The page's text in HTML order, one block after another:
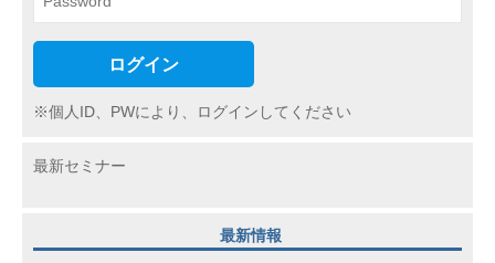
ログイン
※個人ID、PWにより、ログインしてください
最新セミナー
最新情報